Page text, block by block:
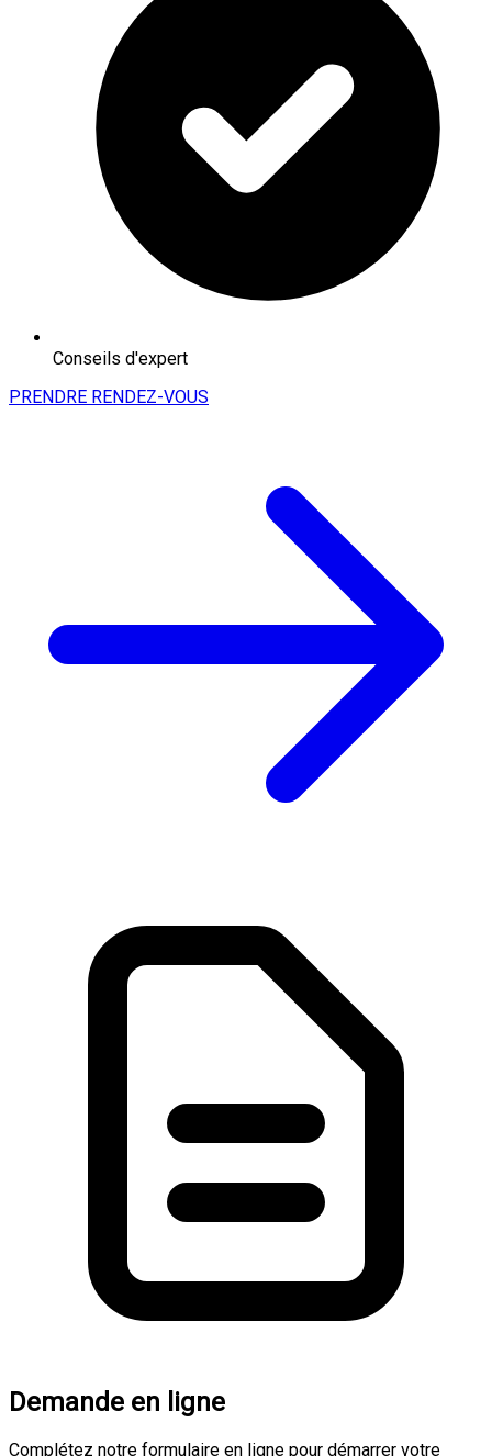
Conseils d'expert
PRENDRE RENDEZ-VOUS
Demande en ligne
Complétez notre formulaire en ligne pour démarrer votre